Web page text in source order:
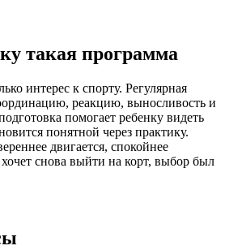
такая программа
интерес к спорту. Регулярная
реакцию, выносливость и
помогает ребенку видеть
понятной через практику.
двигается, спокойнее
снова выйти на корт, выбор был